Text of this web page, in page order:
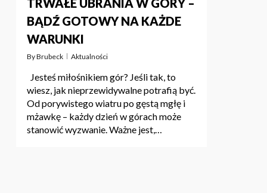
BRAK PRODUKTÓW W KOSZYKU.
PRZEJDŹ DO SKLEPU
TRWAŁE UBRANIA W GÓRY –
BĄDŹ GOTOWY NA KAŻDE
WARUNKI
ByBrubeck Aktualności
Jesteś miłośnikiem gór? Jeśli tak, to
wiesz, jak nieprzewidywalne potrafią być.
Od porywistego wiatru po gęstą mgłę i
mżawkę – każdy dzień w górach może
stanowić wyzwanie. Ważne jest,…